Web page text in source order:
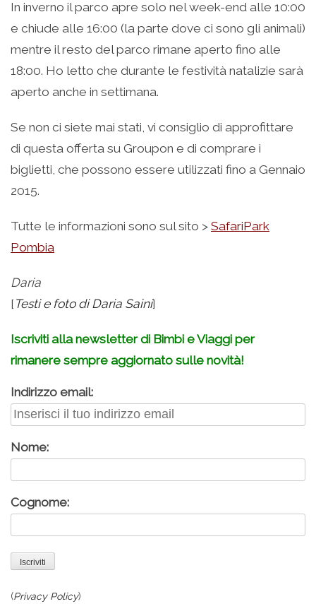
In inverno il parco apre solo nel week-end alle 10:00
e chiude alle 16:00 (la parte dove ci sono gli animali)
mentre il resto del parco rimane aperto fino alle
18:00. Ho letto che durante le festività natalizie sarà
aperto anche in settimana.
Se non ci siete mai stati, vi consiglio di approfittare
di questa offerta su Groupon e di comprare i
biglietti, che possono essere utilizzati fino a Gennaio
2015.
Tutte le informazioni sono sul sito > SafariPark
Pombia
Daria
[ Testi e foto di Daria Saini]
Iscriviti alla newsletter di Bimbi e Viaggi per
rimanere sempre aggiornato sulle novità!
Indirizzo email:
Nome:
Cognome:
(Privacy Policy)